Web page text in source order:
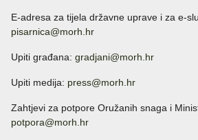
E-adresa za tijela državne uprave i za e-
pisarnica@morh.hr
Upiti građana: gradjani@morh.hr
Upiti medija: press@morh.hr
Zahtjevi za potpore Oružanih snaga i
potpora@morh.hr